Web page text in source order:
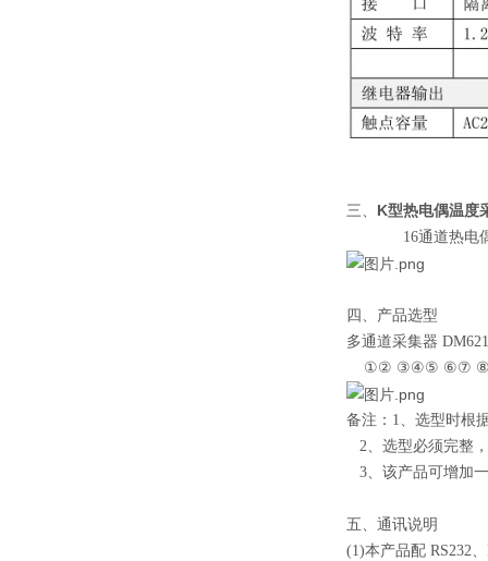
三、 K型热电偶温度
16通道热电偶或
四、产品选型
多通道采集器
①② ③④⑤ ⑥⑦
备注：1、选型时根
2、选型必须完整
3、该产品可增加
五、通讯说明
(1)本产品配 RS232